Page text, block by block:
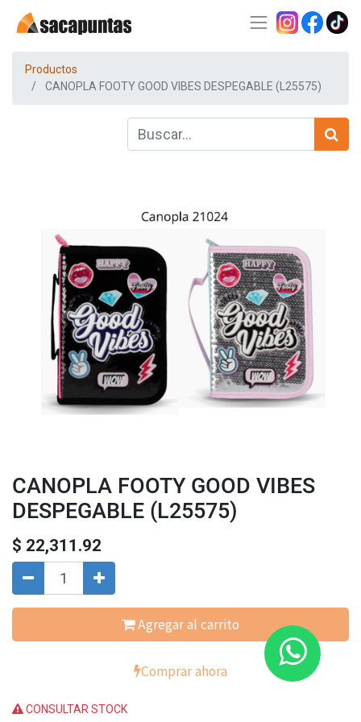
Productos
CANOPLA FOOTY GOOD VIBES DESPEGABLE (L25575)
CANOPLA FOOTY GOOD VIBES
DESPEGABLE (L25575)
$ 22,311.92
Agregar al carrito
Comprar ahora
CONSULTAR STOCK